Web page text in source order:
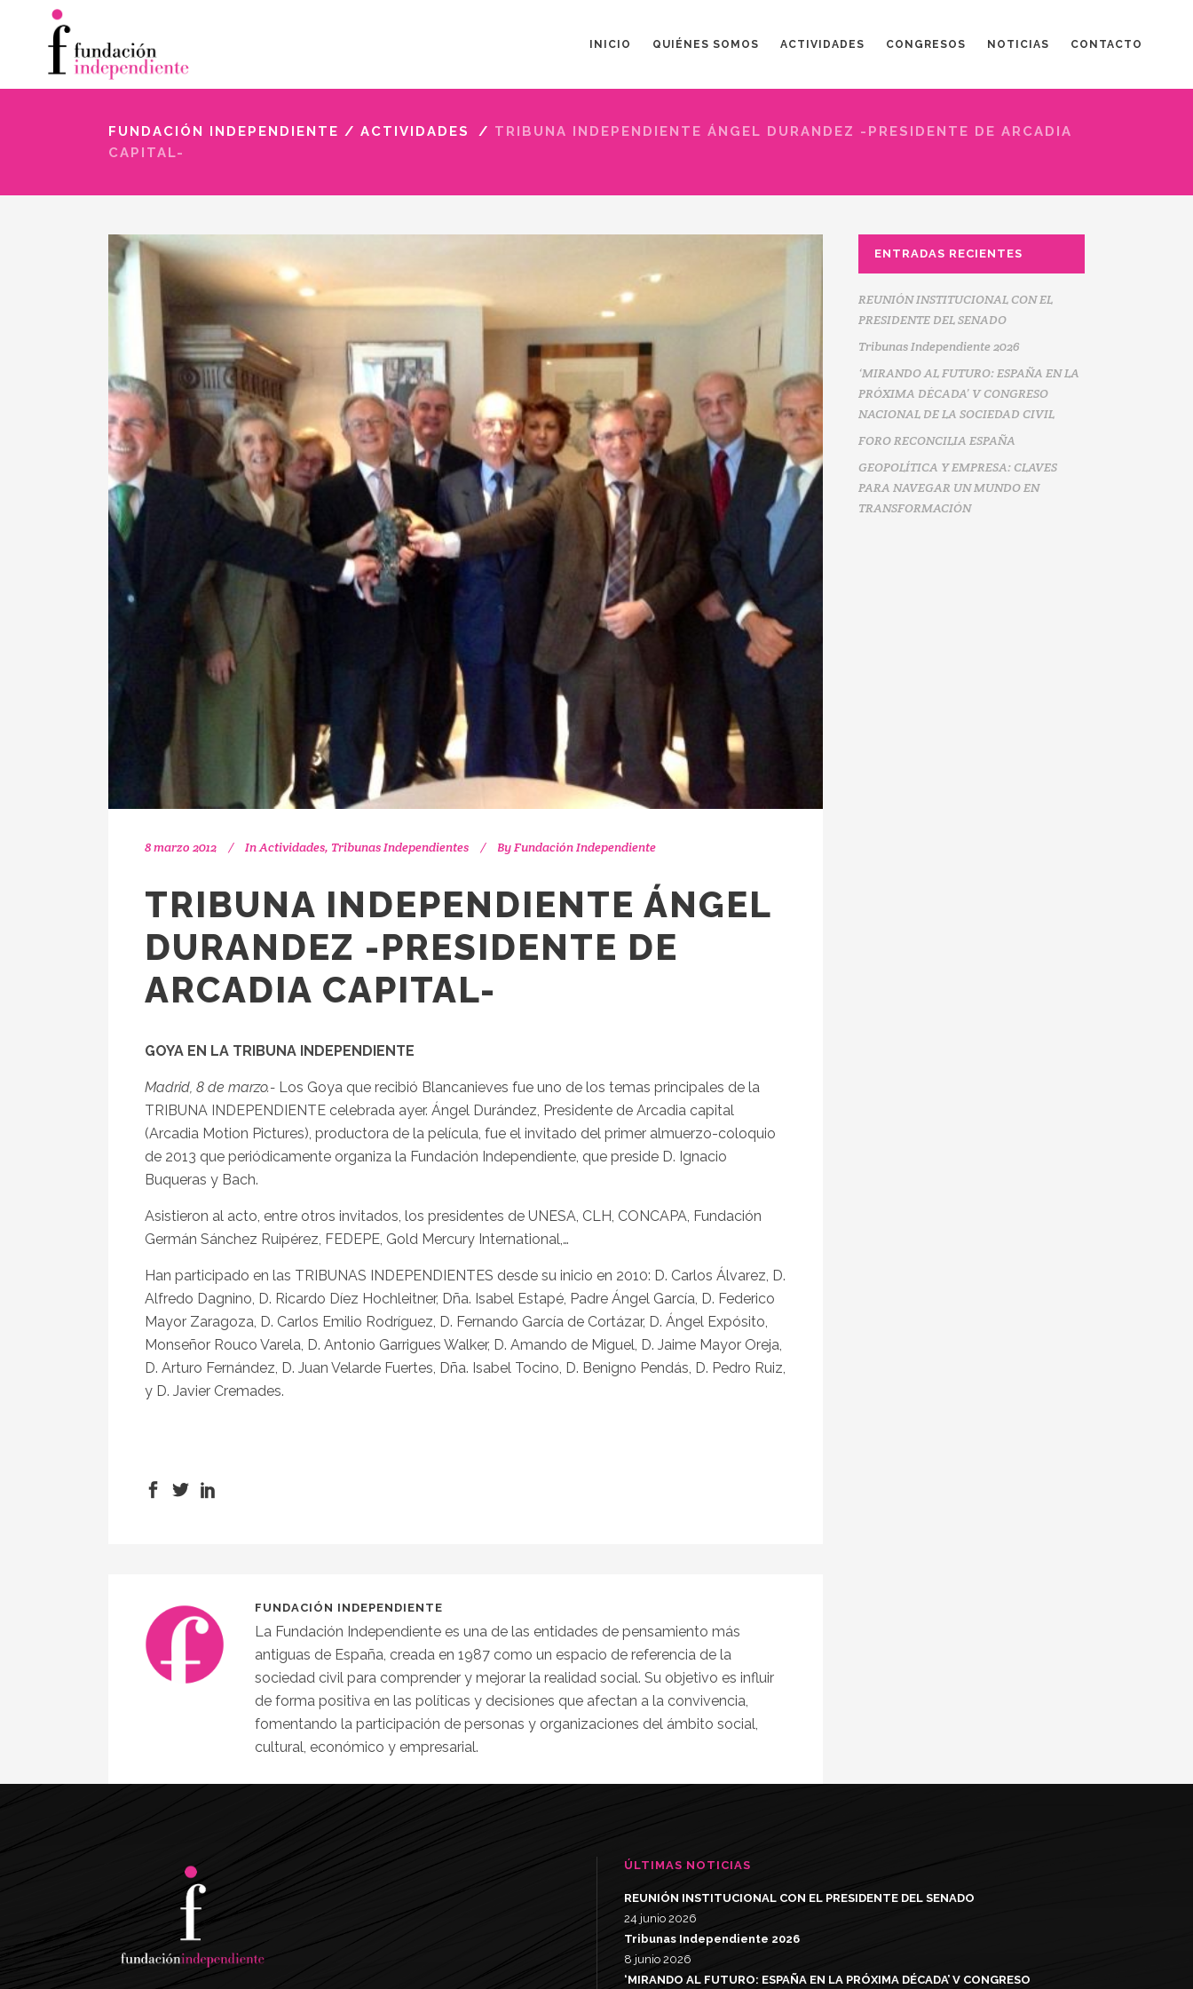
INICIO QUIÉNES SOMOS ACTIVIDADES CONGRESOS NOTICIAS CONTACTO
FUNDACIÓN INDEPENDIENTE / ACTIVIDADES / TRIBUNA INDEPENDIENTE ÁNGEL DURANDEZ -PRESIDENTE DE ARCADIA
CAPITAL-
8 marzo 2012 InActividades, Tribunas Independientes ByFundación Independiente
TRIBUNA INDEPENDIENTE ÁNGEL
DURANDEZ -PRESIDENTE DE
ARCADIA CAPITAL-
GOYA EN LA TRIBUNA INDEPENDIENTE
Madrid, 8 de marzo.- Los Goya que recibió Blancanieves fue uno de los temas principales de la
TRIBUNA INDEPENDIENTE celebrada ayer. Ángel Durández, Presidente de Arcadia capital
(Arcadia Motion Pictures), productora de la película, fue el invitado del primer almuerzo-coloquio
de 2013 que periódicamente organiza la Fundación Independiente, que preside D. Ignacio
Buqueras y Bach.
Asistieron al acto, entre otros invitados, los presidentes de UNESA, CLH, CONCAPA, Fundación
Germán Sánchez Ruipérez, FEDEPE, Gold Mercury International,…
Han participado en las TRIBUNAS INDEPENDIENTES desde su inicio en 2010: D. Carlos Álvarez, D.
Alfredo Dagnino, D. Ricardo Díez Hochleitner, Dña. Isabel Estapé, Padre Ángel García, D. Federico
Mayor Zaragoza, D. Carlos Emilio Rodríguez, D. Fernando García de Cortázar, D. Ángel Expósito,
Monseñor Rouco Varela, D. Antonio Garrigues Walker, D. Amando de Miguel, D. Jaime Mayor Oreja,
D. Arturo Fernández, D. Juan Velarde Fuertes, Dña. Isabel Tocino, D. Benigno Pendás, D. Pedro Ruiz,
y D. Javier Cremades.
FUNDACIÓN INDEPENDIENTE
La Fundación Independiente es una de las entidades de pensamiento más
antiguas de España, creada en 1987 como un espacio de referencia de la
sociedad civil para comprender y mejorar la realidad social. Su objetivo es influir
de forma positiva en las políticas y decisiones que afectan a la convivencia,
fomentando la participación de personas y organizaciones del ámbito social,
cultural, económico y empresarial.
ENTRADAS RECIENTES
REUNIÓN INSTITUCIONAL CON EL
PRESIDENTE DEL SENADO
Tribunas Independiente 2026
‘MIRANDO AL FUTURO: ESPAÑA EN LA
PRÓXIMA DÉCADA’ V CONGRESO
NACIONAL DE LA SOCIEDAD CIVIL
FORO RECONCILIA ESPAÑA
GEOPOLÍTICA Y EMPRESA: CLAVES
PARA NAVEGAR UN MUNDO EN
TRANSFORMACIÓN
ÚLTIMAS NOTICIAS
REUNIÓN INSTITUCIONAL CON EL PRESIDENTE DEL SENADO
24 junio 2026
Tribunas Independiente 2026
8 junio 2026
‘MIRANDO AL FUTURO: ESPAÑA EN LA PRÓXIMA DÉCADA’ V CONGRESO